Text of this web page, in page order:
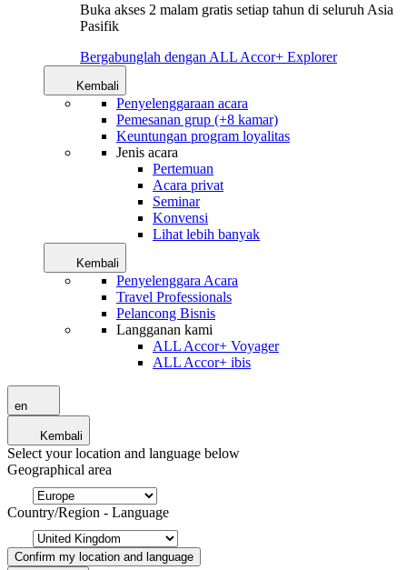
Buka akses 2 malam gratis setiap tahun di seluruh Asia
Pasifik
Bergabunglah dengan ALL Accor+ Explorer
Kembali
Penyelenggaraan acara
Pemesanan grup (+8 kamar)
Keuntungan program loyalitas
Jenis acara
Pertemuan
Acara privat
Seminar
Konvensi
Lihat lebih banyak
Kembali
Penyelenggara Acara
Travel Professionals
Pelancong Bisnis
Langganan kami
ALL Accor+ Voyager
ALL Accor+ ibis
en
Kembali
Select your location and language below
Geographical area
Country/Region - Language
Confirm my location and language